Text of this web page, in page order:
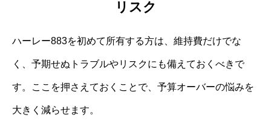
リスク
ハーレー883を初めて所有する方は、維持費だけでな
く、予期せぬトラブルやリスクにも備えておくべきで
す。ここを押さえておくことで、予算オーバーの悩みを
大きく減らせます。